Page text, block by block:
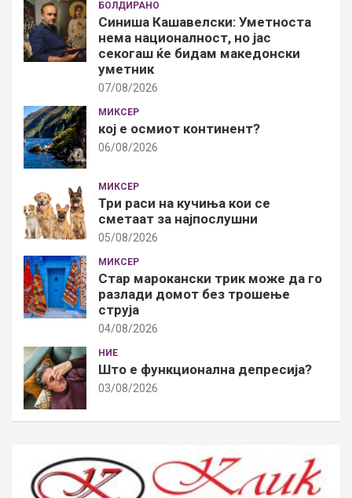
БОЛДИРАНО
Синиша Кашавелски: Уметноста
нема националност, но јас
секогаш ќе бидам македонски
уметник
07/08/2026
МИКСЕР
кој е осмиот континент?
06/08/2026
МИКСЕР
Три раси на кучиња кои се
сметаат за најпослушни
05/08/2026
МИКСЕР
Стар марокански трик може да го
разлади домот без трошење
струја
04/08/2026
НИЕ
Што е функционална депресија?
03/08/2026